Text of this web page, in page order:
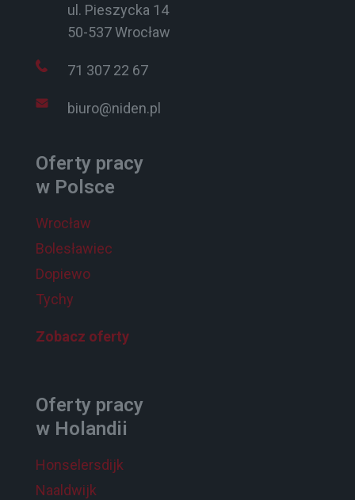
ul. Pieszycka 14
50-537 Wrocław
71 307 22 67
biuro@niden.pl
Oferty pracy
w Polsce
Wrocław
Bolesławiec
Dopiewo
Tychy
Zobacz oferty
Oferty pracy
w Holandii
Honselersdijk
Naaldwijk